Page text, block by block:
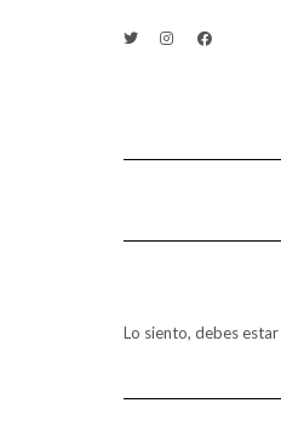
CONTACTO
Lo siento, debes estar